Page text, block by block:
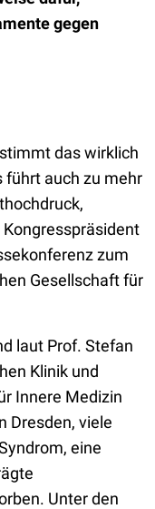
gegen
das wirklich
führt auch zu mehr
zum
Gesellschaft für
laut Prof. Stefan
Klinik und
Innere Medizin
Dresden, viele
eine
Unter den